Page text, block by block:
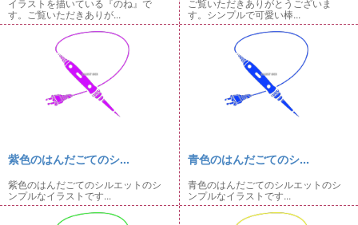
イラストを描いている『のね』で
す。ご覧いただきありが...
ご覧いただきありがとうございま
す。シンプルで可愛い棒...
紫色のはんだごてのシ...
紫色のはんだごてのシルエットのシ
ンプルなイラストです...
青色のはんだごてのシ...
青色のはんだごてのシルエットのシ
ンプルなイラストです...